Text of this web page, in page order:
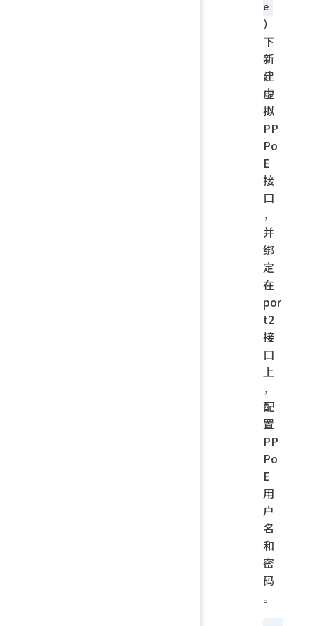
e
）
下
新
建
虚
拟
PP
Po
E
接
口
，
并
绑
定
在
por
t2
接
口
上
，
配
置
PP
Po
E
用
户
名
和
密
码
。